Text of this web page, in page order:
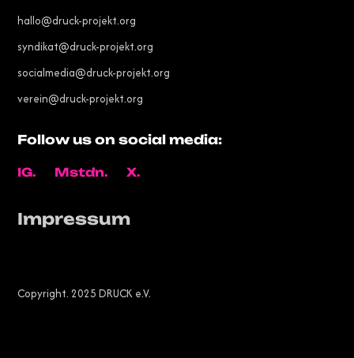
hallo@druck-projekt.org
syndikat@druck-projekt.org
socialmedia@druck-projekt.org
verein@druck-projekt.org
Follow us on social media:
IG. Mstdn. X.
Impressum
Copyright. 2025 DRUCK e.V.